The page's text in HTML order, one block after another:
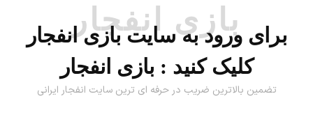
بازی انفجار
برای ورود به سایت بازی انفجار
کلیک کنید : بازی انفجار
تضمین بالاترین ضریب در حرفه ای ترین سایت انفجار ایرانی